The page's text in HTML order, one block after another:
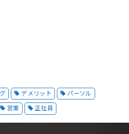
デメリット パーソル
営業 正社員